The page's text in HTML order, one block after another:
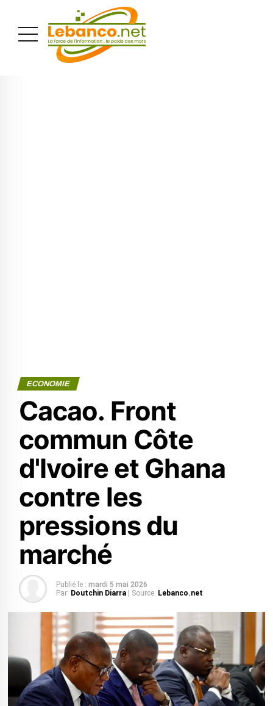
ECONOMIE
Cacao. Front
commun Côte
d'Ivoire et Ghana
contre les
pressions du
marché
Publié le : mardi 5 mai 2026
Par: Doutchin Diarra | Source: Lebanco.net